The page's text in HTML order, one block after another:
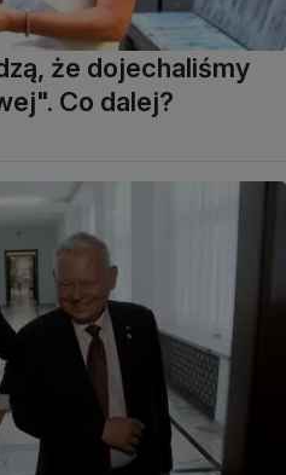
że dojechaliśmy
Co dalej?